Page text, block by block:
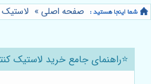
صفحه اصلی » لاستیک
⭐️راهنمای جامع خرید لاستیک